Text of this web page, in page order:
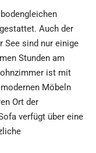
Auch der
See sind nur einige
Stunden am
ist mit
Möbeln
Ort der
verfügt über eine